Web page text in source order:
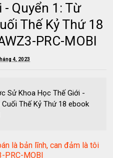
- Quyển 1: Từ
Thế Kỷ Thứ 18
PRC-MOBI
4, 2023
Sử Khoa Học Thế Giới -
Thế Kỷ Thứ 18 ebook
là bản lĩnh, can đảm là tôi
PRC-MOBI